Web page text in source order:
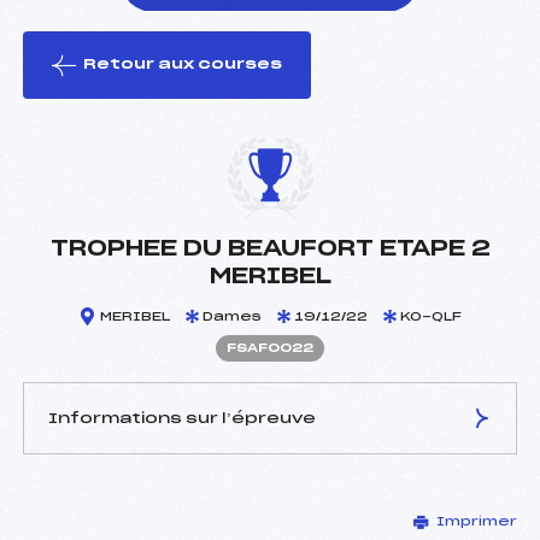
le ski
Retour aux courses
TROPHEE DU BEAUFORT ETAPE 2
MERIBEL
MERIBEL Dames 19/12/22 KO-QLF
FSAF0022
Informations sur l’épreuve
CLEYRAT CYRIL (SA)
Imprimer